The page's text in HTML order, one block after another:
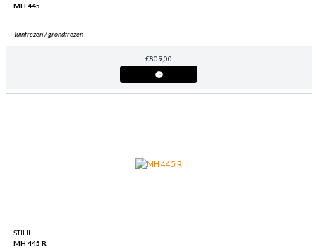
MH 445
Tuinfrezen / grondfrezen
€809,00
STIHL
MH 445 R